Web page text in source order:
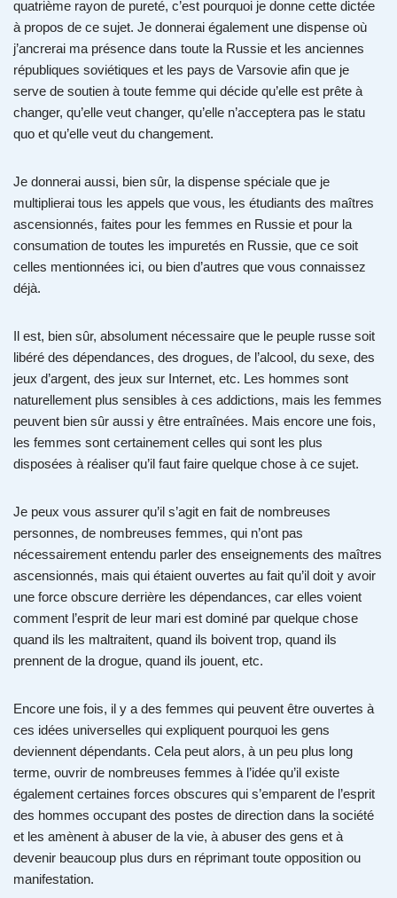
quatrième rayon de pureté, c’est pourquoi je donne cette dictée
à propos de ce sujet. Je donnerai également une dispense où
j’ancrerai ma présence dans toute la Russie et les anciennes
républiques soviétiques et les pays de Varsovie afin que je
serve de soutien à toute femme qui décide qu’elle est prête à
changer, qu’elle veut changer, qu’elle n’acceptera pas le statu
quo et qu’elle veut du changement.
Je donnerai aussi, bien sûr, la dispense spéciale que je
multiplierai tous les appels que vous, les étudiants des maîtres
ascensionnés, faites pour les femmes en Russie et pour la
consumation de toutes les impuretés en Russie, que ce soit
celles mentionnées ici, ou bien d’autres que vous connaissez
déjà.
Il est, bien sûr, absolument nécessaire que le peuple russe soit
libéré des dépendances, des drogues, de l’alcool, du sexe, des
jeux d’argent, des jeux sur Internet, etc. Les hommes sont
naturellement plus sensibles à ces addictions, mais les femmes
peuvent bien sûr aussi y être entraînées. Mais encore une fois,
les femmes sont certainement celles qui sont les plus
disposées à réaliser qu’il faut faire quelque chose à ce sujet.
Je peux vous assurer qu’il s’agit en fait de nombreuses
personnes, de nombreuses femmes, qui n’ont pas
nécessairement entendu parler des enseignements des maîtres
ascensionnés, mais qui étaient ouvertes au fait qu’il doit y avoir
une force obscure derrière les dépendances, car elles voient
comment l’esprit de leur mari est dominé par quelque chose
quand ils les maltraitent, quand ils boivent trop, quand ils
prennent de la drogue, quand ils jouent, etc.
Encore une fois, il y a des femmes qui peuvent être ouvertes à
ces idées universelles qui expliquent pourquoi les gens
deviennent dépendants. Cela peut alors, à un peu plus long
terme, ouvrir de nombreuses femmes à l’idée qu’il existe
également certaines forces obscures qui s’emparent de l’esprit
des hommes occupant des postes de direction dans la société
et les amènent à abuser de la vie, à abuser des gens et à
devenir beaucoup plus durs en réprimant toute opposition ou
manifestation.